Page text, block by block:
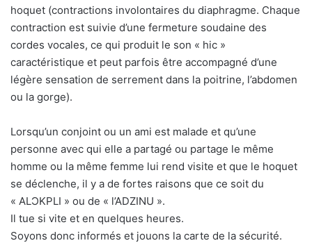
hoquet (contractions involontaires du diaphragme. Chaque
contraction est suivie d’une fermeture soudaine des
cordes vocales, ce qui produit le son « hic »
caractéristique et peut parfois être accompagné d’une
légère sensation de serrement dans la poitrine, l’abdomen
ou la gorge).
Lorsqu’un conjoint ou un ami est malade et qu’une
personne avec qui elle a partagé ou partage le même
homme ou la même femme lui rend visite et que le hoquet
se déclenche, il y a de fortes raisons que ce soit du
« ALƆKPLI » ou de « l’ADZINU ».
Il tue si vite et en quelques heures.
Soyons donc informés et jouons la carte de la sécurité.